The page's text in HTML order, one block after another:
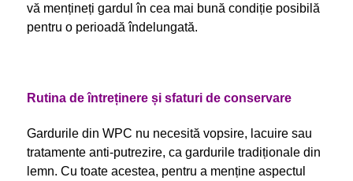
vă mențineți gardul în cea mai bună condiție posibilă
pentru o perioadă îndelungată.
Rutina de întreținere și sfaturi de conservare
Gardurile din WPC nu necesită vopsire, lacuire sau
tratamente anti-putrezire, ca gardurile tradiționale din
lemn. Cu toate acestea, pentru a menține aspectul